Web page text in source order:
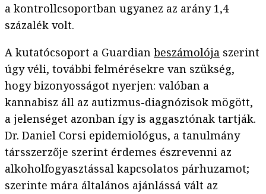
a kontrollcsoportban ugyanez az arány 1,4
százalék volt.
A kutatócsoport a Guardian beszámolója szerint
úgy véli, további felmérésekre van szükség,
hogy bizonyosságot nyerjen: valóban a
kannabisz áll az autizmus-diagnózisok mögött,
a jelenséget azonban így is aggasztónak tartják.
Dr. Daniel Corsi epidemiológus, a tanulmány
társszerzője szerint érdemes észrevenni az
alkoholfogyasztással kapcsolatos párhuzamot;
szerinte mára általános ajánlássá vált az